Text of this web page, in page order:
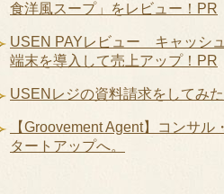
食洋風スープ」をレビュー！PR
USEN PAYレビュー キャッシ
端末を導入して売上アップ！PR
USENレジの資料請求をしてみ
【Groovement Agent】コンサル
タートアップへ。